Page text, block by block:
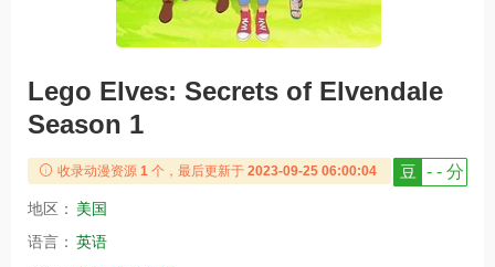
Lego Elves: Secrets of Elvendale
Season 1
豆 - - 分
收录动漫资源 1 个，最后更新于 2023-09-25 06:00:04
地区： 美国
语言： 英语